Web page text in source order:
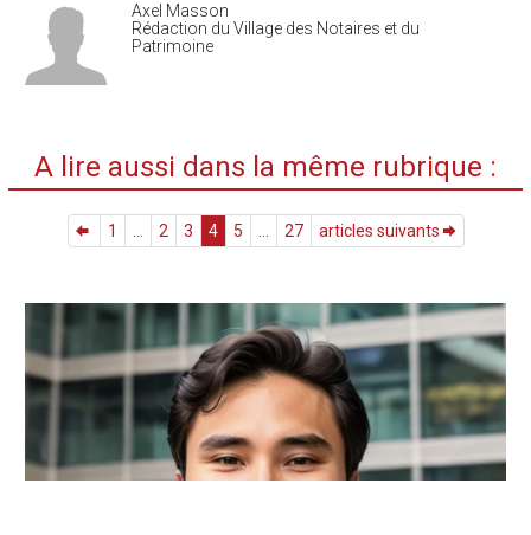
Axel Masson
Rédaction du Village des Notaires et du
Patrimoine
A lire aussi dans la même rubrique :
1 2 3 4 5 27 articles suivants